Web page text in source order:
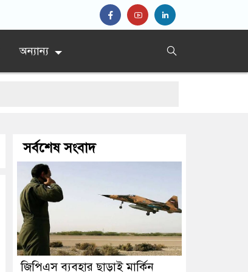
অন্যান্য
সর্বশেষ সংবাদ
জিপিএস ব্যবহার ছাড়াই মার্কিন